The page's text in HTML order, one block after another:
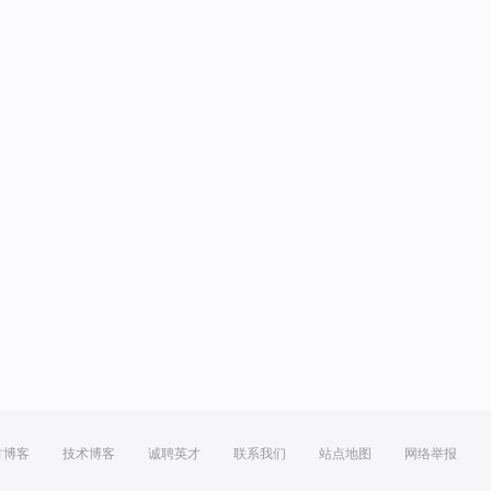
博客 技术博客 诚聘英才 联系我们 站点地图 网络举报